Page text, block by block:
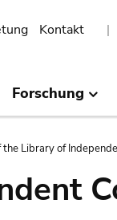
Kontakt
Forschung
Library of